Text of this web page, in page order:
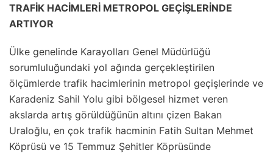
TRAFİK HACİMLERİ METROPOL GEÇİŞLERİNDE
ARTIYOR
Ülke genelinde Karayolları Genel Müdürlüğü
sorumluluğundaki yol ağında gerçekleştirilen
ölçümlerde trafik hacimlerinin metropol geçişlerinde ve
Karadeniz Sahil Yolu gibi bölgesel hizmet veren
akslarda artış görüldüğünün altını çizen Bakan
Uraloğlu, en çok trafik hacminin Fatih Sultan Mehmet
Köprüsü ve 15 Temmuz Şehitler Köprüsünde